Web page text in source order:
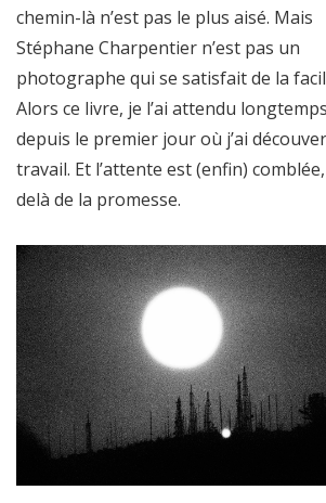
chemin-là n’est pas le plus aisé. Mais
Stéphane Charpentier n’est pas un
photographe qui se satisfait de la
Alors ce livre, je l’ai attendu
depuis le premier jour où j’ai
travail. Et l’attente est (enfin)
delà de la promesse.